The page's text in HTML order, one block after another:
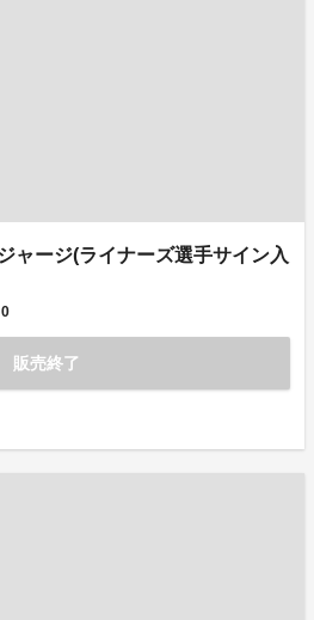
ャージ(ライナーズ選手サイン入
0
販売終了